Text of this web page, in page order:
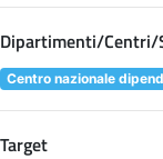
Dipartimenti/Centri/
Centro nazionale
Target